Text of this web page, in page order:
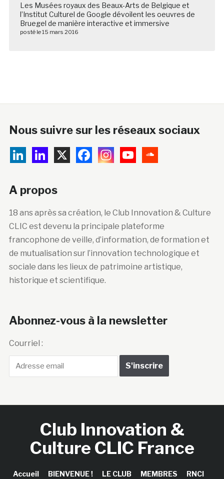
Les Musées royaux des Beaux-Arts de Belgique et
l’Institut Culturel de Google dévoilent les oeuvres de
Bruegel de manière interactive et immersive
posté le 15 mars 2016
Nous suivre sur les réseaux sociaux
A propos
18 ans après sa création, le Club Innovation & Culture
CLIC est devenu la principale plateforme
francophone de veille, d’information, de formation et
de mutualisation sur l’innovation technologique et
sociale dans les lieux de patrimoine artistique,
historique et scientifique.
Abonnez-vous à la newsletter
Courriel :
Club Innovation &
Culture CLIC France
Accueil BIENVENUE ! LE CLUB MEMBRES RNCI